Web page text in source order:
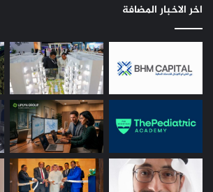
اخر الاخبار المضافة